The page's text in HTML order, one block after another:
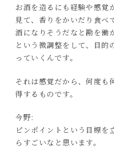
お酒を造るにも経験や感覚
見て、香りをかいだり食べ
酒になりそうだなと勘を働
という微調整をして、目的
っていくんです。
それは感覚だから、何度も
得するものです。
今野:
ピンポイントという目標を
らすごいなと思います。